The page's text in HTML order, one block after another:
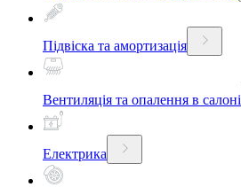
Підвіска та амортизація
Вентиляція та опалення в салоні
Електрика